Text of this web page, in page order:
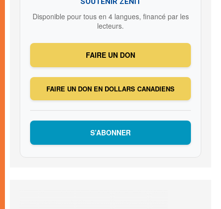
Disponible pour tous en 4 langues, financé par les
lecteurs.
FAIRE UN DON
FAIRE UN DON EN DOLLARS CANADIENS
S’ABONNER